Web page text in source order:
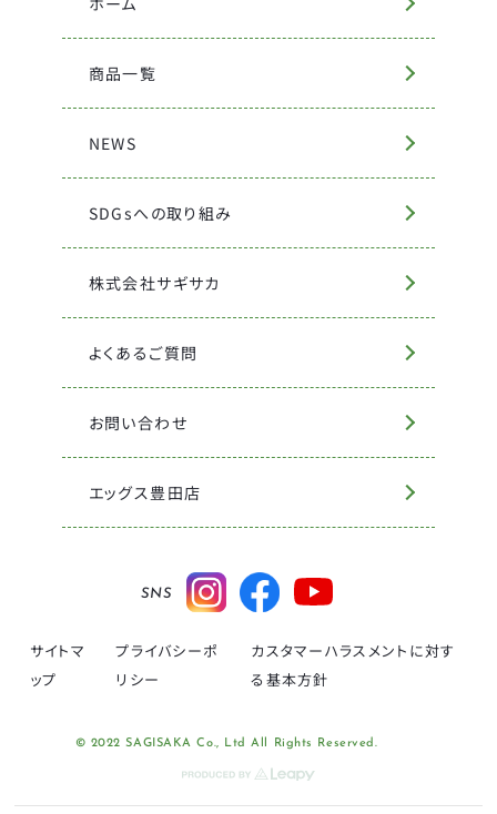
商品一覧
NEWS
SDGsへの取り組み
株式会社サギサカ
よくあるご質問
お問い合わせ
エッグス豊田店
SNS
サイトマ
ップ
プライバシーポ
リシー
カスタマーハラスメントに対す
る基本方針
© 2022 SAGISAKA Co., Ltd All Rights Reserved.